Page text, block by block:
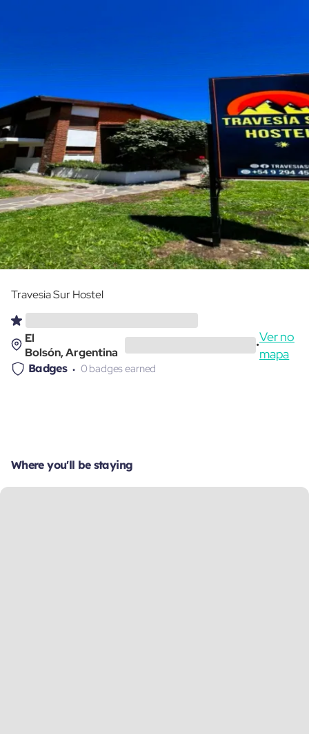
Travesia Sur Hostel
El
Bolsón, Argentina
•
Ver no
mapa
Badges 0 badges earned
Where you'll be staying